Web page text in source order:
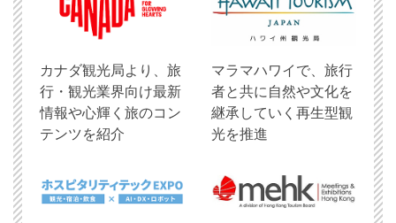
​カナダ観光局より、旅
行・観光業界向け最新
情報や心輝く旅のコン
テンツを紹介
マラマハワイで、旅行
者と共に自然や文化を
継承していく再生型観
光を推進